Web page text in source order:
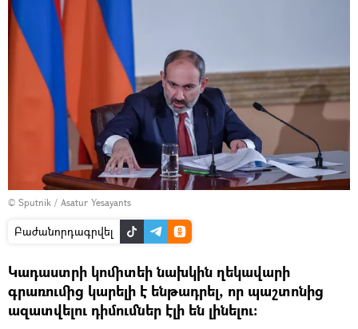
© Sputnik / Asatur Yesayants
Բաժանորդագրվել
Կադաստրի կոմիտեի նախկին ղեկավարի
գրառումից կարելի է ենթադրել, որ պաշտոնից
ազատվելու դիմումներ էլի են լինելու։